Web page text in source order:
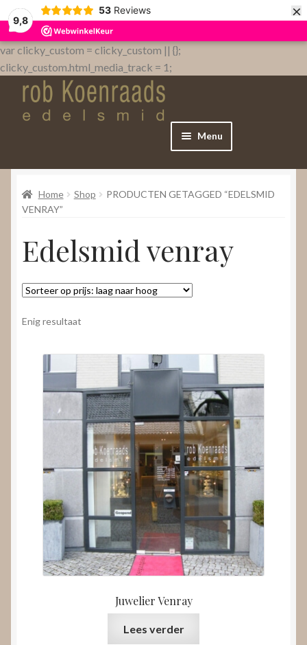
9,8
53 Reviews ×
var clicky_custom = clicky_custom || {};
clicky_custom.html_media_track = 1;
Menu
Home
WebShop
Over
Nieuws
Video’s
uitvouwen
Home Shop
PRODUCTEN GETAGGED “EDELSMID
VENRAY”
Edelsmid venray
Enig resultaat
Juwelier Venray
Lees verder